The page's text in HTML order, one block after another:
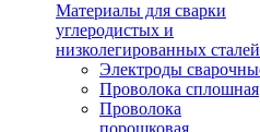
Материалы для сварки
углеродистых и
низколегированных сталей
Электроды
Проволока сплошная
Проволока
порошковая